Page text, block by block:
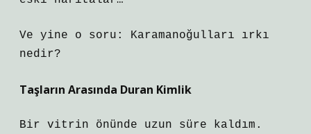
Ve yine o soru: Karamanoğulları ırkı
nedir?
Taşların Arasında Duran Kimlik
Bir vitrin önünde uzun süre kaldım.